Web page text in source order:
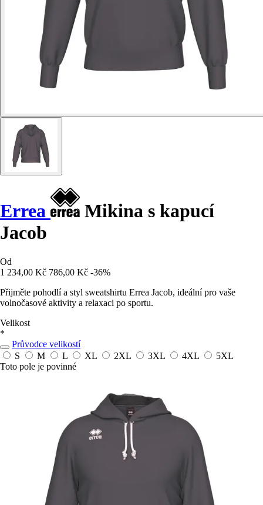
Errea
Mikina s kapucí
Jacob
Od
1 234,00 Kč 786,00 Kč -36%
Přijměte pohodlí a styl sweatshirtu Errea Jacob, ideální pro vaše
volnočasové aktivity a relaxaci po sportu.
Velikost
*
Průvodce velikostí
S
M L XL 2XL 3XL 4XL
5XL
Toto pole je povinné